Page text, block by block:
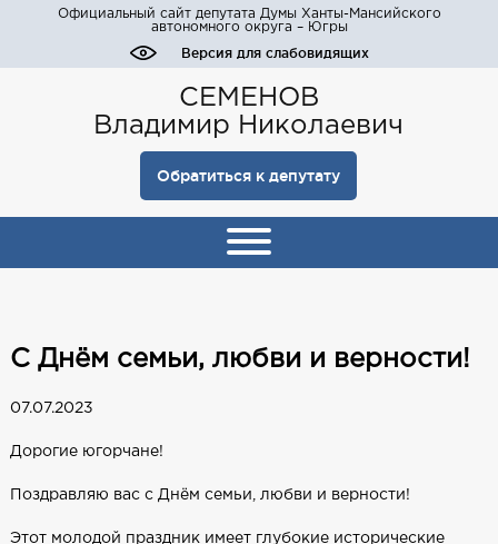
Официальный сайт депутата Думы Ханты-Мансийского
автономного округа – Югры
Версия для слабовидящих
СЕМЕНОВ
Владимир Николаевич
Обратиться к депутату
С Днём семьи, любви и верности!
07.07.2023
Дорогие югорчане!
Поздравляю вас с Днём семьи, любви и верности!
Этот молодой праздник имеет глубокие исторические